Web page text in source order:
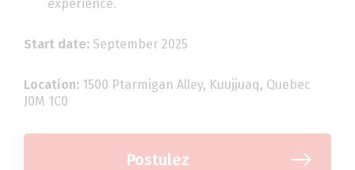
experience.
Start date: September 2025
Location: 1500 Ptarmigan Alley, Kuujjuaq, Quebec
J0M 1C0
Postulez